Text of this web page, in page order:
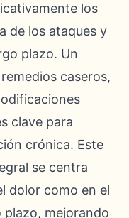
los
de los ataques y
plazo. Un
caseros,
clave para
crónica. Este
se centra
dolor como en el
mejorando